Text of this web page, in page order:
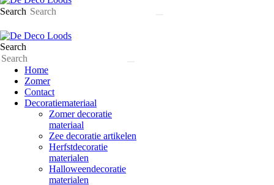
Search
Search
Home
Zomer
Contact
Decoratiemateriaal
Zomer decoratie
materiaal
Zee decoratie artikelen
Herfstdecoratie
materialen
Halloweendecoratie
materialen